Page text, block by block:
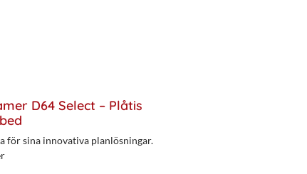
D64 Select – Plåtis
för sina innovativa planlösningar.